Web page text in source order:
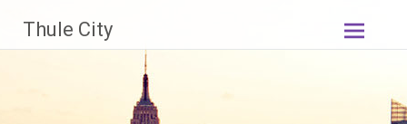
content
Thule City